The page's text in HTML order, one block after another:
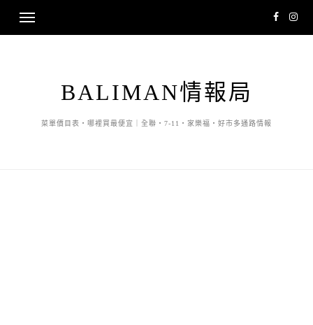
BALIMAN情報局
菜單價目表・哪裡買最便宜｜全聯・7-11・家樂福・好市多通路情報